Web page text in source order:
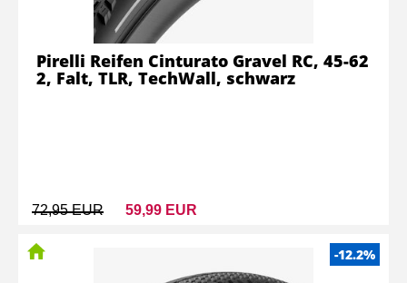
72,95 EUR 59,99 EUR
Pirelli Reifen Cinturato Gravel RC, 45-62
2, Falt, TLR, TechWall, schwarz
-12.2%